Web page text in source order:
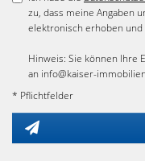
zu, dass meine Angaben
elektronisch erhoben
Hinweis: Sie können Ihre
an info@kaiser-
* Pflichtfelder